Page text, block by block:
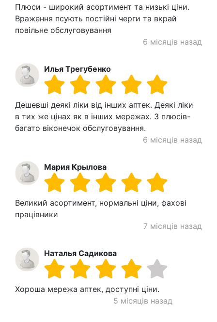
Плюси - широкий асортимент та низькі ціни.
Враження псують постійні черги та вкрай
повільне обслуговування
6 місяців назад
Илья Трегубенко
Дешевші деякі ліки від інших аптек. Деякі ліки
в тих же цінах як в інших мережах. З плюсів-
багато віконечок обслуговування.
6 місяців назад
Мария Крылова
Великий асортимент, нормальні ціни, фахові
працівники
7 місяців назад
Наталья Садикова
Хороша мережа аптек, доступні ціни.
5 місяців назад